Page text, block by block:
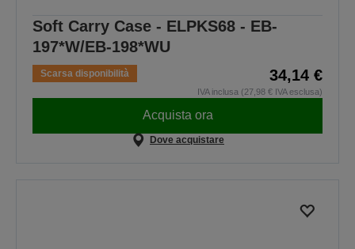
Soft Carry Case - ELPKS68 - EB-
197*W/EB-198*WU
Scarsa disponibilità 34,14 €
IVA inclusa (27,98 € IVA esclusa)
Acquista ora
Dove acquistare